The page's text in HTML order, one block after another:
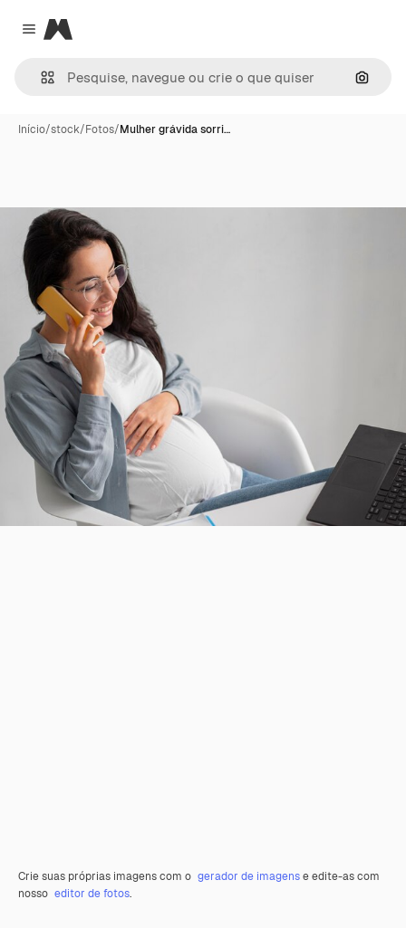
Close menu
Magnific
Início/stock/Fotos/Mulher grávida sorri…
Crie suas próprias imagens com o gerador de imagense edite-as com
nosso editor de fotos.